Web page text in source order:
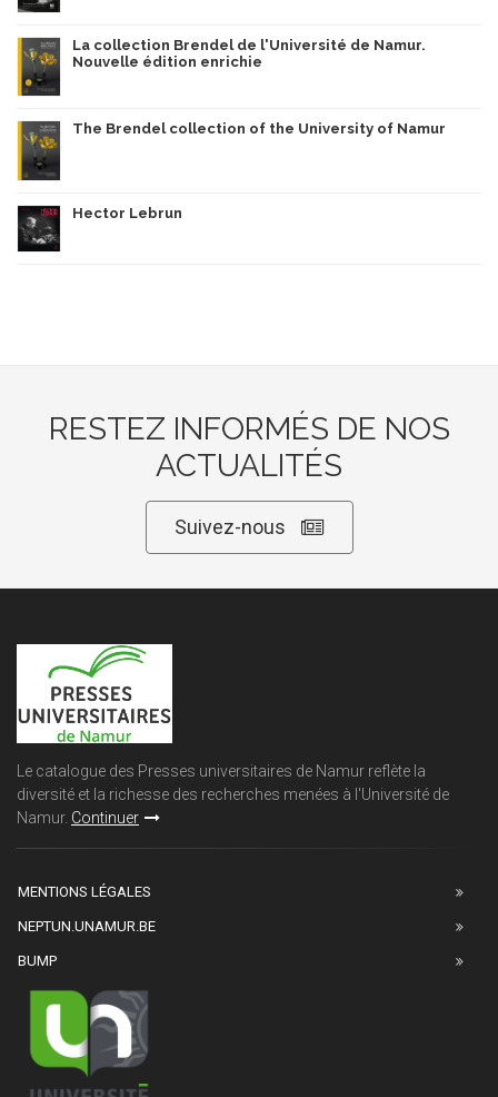
La collection Brendel de l'Université de Namur.
Nouvelle édition enrichie
The Brendel collection of the University of Namur
Hector Lebrun
RESTEZ INFORMÉS DE NOS
ACTUALITÉS
Suivez-nous
Le catalogue des Presses universitaires de Namur reflète la
diversité et la richesse des recherches menées à l'Université de
Namur. Continuer
MENTIONS LÉGALES
NEPTUN.UNAMUR.BE
BUMP